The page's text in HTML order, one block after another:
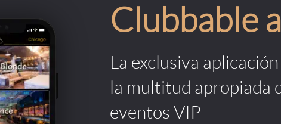
Clubbable
La exclusiva
la multitud apropiada
eventos VIP